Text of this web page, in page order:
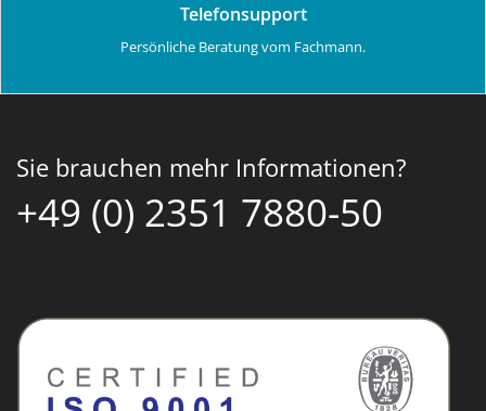
Telefonsupport
Persönliche Beratung vom Fachmann.
Sie brauchen mehr Informationen?
+49 (0) 2351 7880-50